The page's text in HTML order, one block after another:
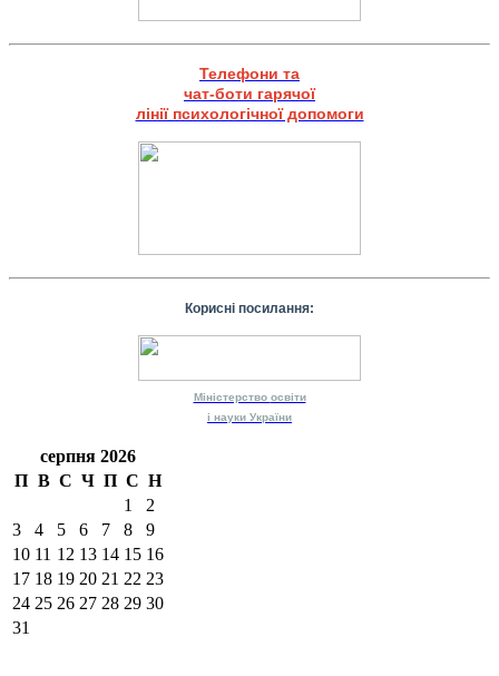
Телефони та
чат-боти гарячої
лінії психологічної допомоги
Корисні посилання:
Міністерство освіти
і науки України
серпня 2026
П В С Ч П С Н
1
2
3
4 5 6 7 8
9
10 11 12 13 14 15 16
17 18 19 20 21 22 23
24 25 26 27 28 29 30
31